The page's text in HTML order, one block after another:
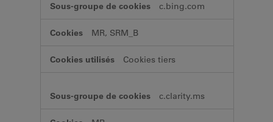
c.bing.com
MR, SRM_B
Cookies tiers
c.clarity.ms